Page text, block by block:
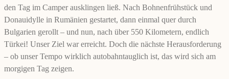
den Tag im Camper ausklingen ließ. Nach Bohnenfrühstück und
Donauidylle in Rumänien gestartet, dann einmal quer durch
Bulgarien gerollt – und nun, nach über 550 Kilometern, endlich
Türkei! Unser Ziel war erreicht. Doch die nächste Herausforderung
– ob unser Tempo wirklich autobahntauglich ist, das wird sich am
morgigen Tag zeigen.